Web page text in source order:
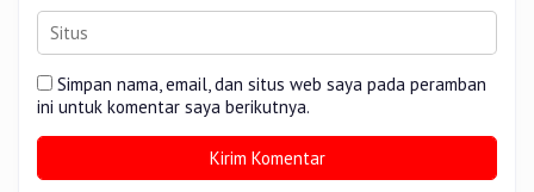
Simpan nama, email, dan situs web saya pada peramban
ini untuk komentar saya berikutnya.